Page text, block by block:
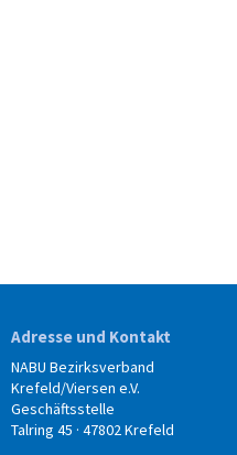
Adresse und Kontakt
NABU Bezirksverband
Krefeld/Viersen e.V.
Geschäftsstelle
Talring 45 · 47802 Krefeld